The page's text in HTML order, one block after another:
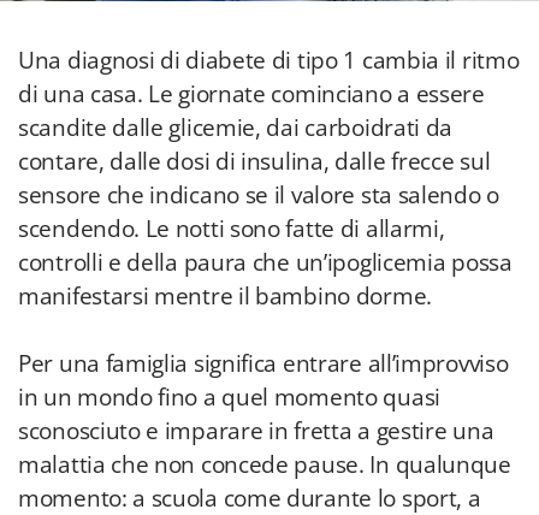
Una diagnosi di diabete di tipo 1 cambia il ritmo
di una casa. Le giornate cominciano a essere
scandite dalle glicemie, dai carboidrati da
contare, dalle dosi di insulina, dalle frecce sul
sensore che indicano se il valore sta salendo o
scendendo. Le notti sono fatte di allarmi,
controlli e della paura che un’ipoglicemia possa
manifestarsi mentre il bambino dorme.
Per una famiglia significa entrare all’improvviso
in un mondo fino a quel momento quasi
sconosciuto e imparare in fretta a gestire una
malattia che non concede pause. In qualunque
momento: a scuola come durante lo sport, a